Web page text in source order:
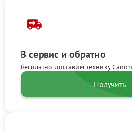
В сервис и обратно
бесплатно доставим технику Canon
Получить